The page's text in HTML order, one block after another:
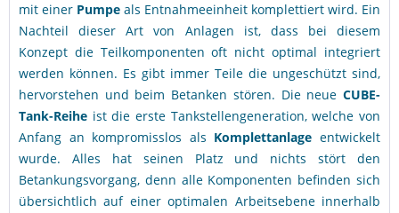
mit einer Pumpe als Entnahmeeinheit komplettiert wird. Ein
Nachteil dieser Art von Anlagen ist, dass bei diesem
Konzept die Teilkomponenten oft nicht optimal integriert
werden können. Es gibt immer Teile die ungeschützt sind,
hervorstehen und beim Betanken stören. Die neue CUBE-
Tank-Reihe ist die erste Tankstellengeneration, welche von
Anfang an kompromisslos als Komplettanlage entwickelt
wurde. Alles hat seinen Platz und nichts stört den
Betankungsvorgang, denn alle Komponenten befinden sich
übersichtlich auf einer optimalen Arbeitsebene innerhalb